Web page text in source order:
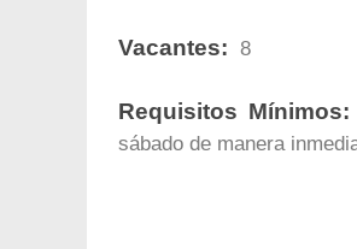
Vacantes: 8
Requisitos Mínimos:
sábado de manera